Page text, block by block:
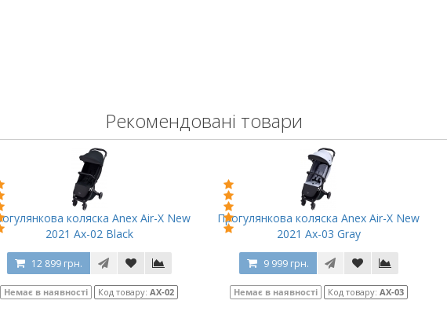
Рекомендовані товари
коляска Anex Air-X New
2021 Ax-02 Black
12 899 грн.
Немає в наявності Код товару:AX-02
Прогулянкова коляска Anex Air-X New
2021 Ax-03 Gray
9 999 грн.
Немає в наявності Код товару: AX-03